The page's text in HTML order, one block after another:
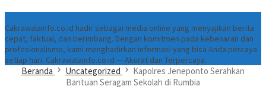
Cakrawalainfo.co.id hadir sebagai media online yang menyajikan berita
cepat, faktual, dan berimbang. Dengan komitmen pada kebenaran dan
profesionalisme, kami menghadirkan informasi yang bisa Anda percaya
setiap hari. Cakrawalainfo.co.id — Akurat dan Terpercaya.
Beranda Uncategorized
Kapolres Jeneponto Serahkan
Bantuan Seragam Sekolah di Rumbia